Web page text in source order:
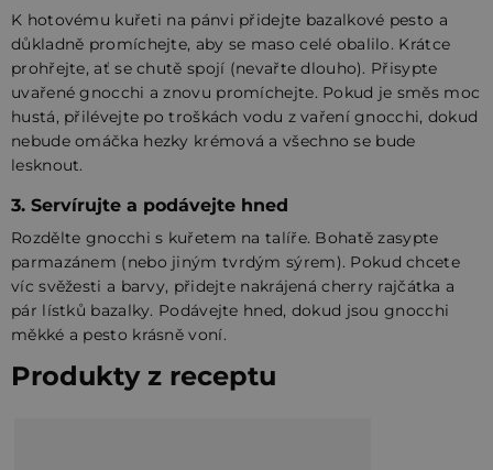
K hotovému kuřeti na pánvi přidejte bazalkové pesto a
důkladně promíchejte, aby se maso celé obalilo. Krátce
prohřejte, ať se chutě spojí (nevařte dlouho). Přisypte
uvařené gnocchi a znovu promíchejte. Pokud je směs moc
hustá, přilévejte po troškách vodu z vaření gnocchi, dokud
nebude omáčka hezky krémová a všechno se bude
lesknout.
3. Servírujte a podávejte hned
Rozdělte gnocchi s kuřetem na talíře. Bohatě zasypte
parmazánem (nebo jiným tvrdým sýrem). Pokud chcete
víc svěžesti a barvy, přidejte nakrájená cherry rajčátka a
pár lístků bazalky. Podávejte hned, dokud jsou gnocchi
měkké a pesto krásně voní.
Produkty z receptu